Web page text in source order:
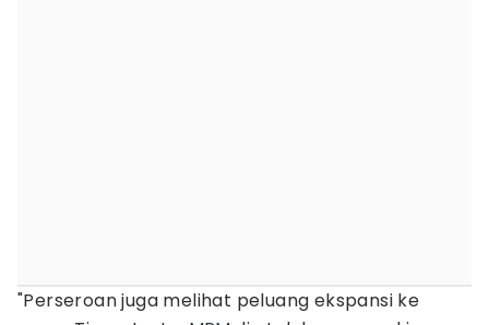
"Perseroan juga melihat peluang ekspansi ke